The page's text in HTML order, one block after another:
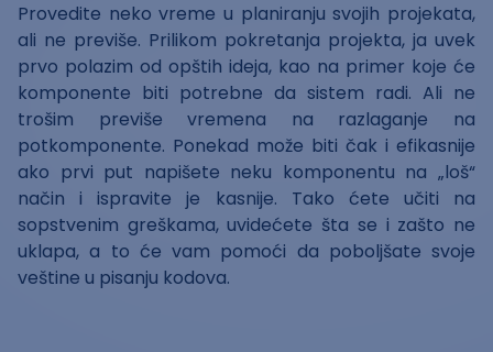
Provedite neko vreme u planiranju svojih projekata,
ali ne previše. Prilikom pokretanja projekta, ja uvek
prvo polazim od opštih ideja, kao na primer koje će
komponente biti potrebne da sistem radi. Ali ne
trošim previše vremena na razlaganje na
potkomponente. Ponekad može biti čak i efikasnije
ako prvi put napišete neku komponentu na „loš“
način i ispravite je kasnije. Tako ćete učiti na
sopstvenim greškama, uvidećete šta se i zašto ne
uklapa, a to će vam pomoći da poboljšate svoje
veštine u pisanju kodova.